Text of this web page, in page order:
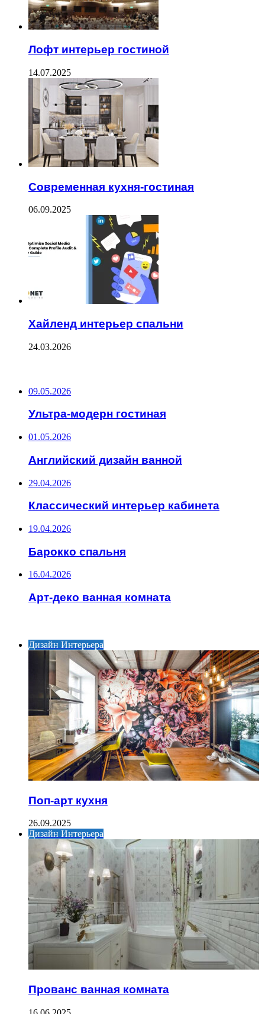
Лофт интерьер гостиной
14.07.2025
Современная кухня-гостиная
06.09.2025
Хайленд интерьер спальни
24.03.2026
09.05.2026
Ультра-модерн гостиная
01.05.2026
Английский дизайн ванной
29.04.2026
Классический интерьер кабинета
19.04.2026
Барокко спальня
16.04.2026
Арт-деко ванная комната
Дизайн Интерьера
Поп-арт кухня
26.09.2025
Дизайн Интерьера
Прованс ванная комната